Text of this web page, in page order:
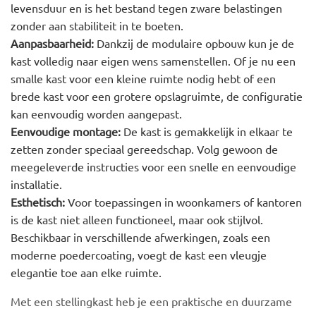
levensduur en is het bestand tegen zware belastingen
zonder aan stabiliteit in te boeten.
Aanpasbaarheid: Dankzij de modulaire opbouw kun je de
kast volledig naar eigen wens samenstellen. Of je nu een
smalle kast voor een kleine ruimte nodig hebt of een
brede kast voor een grotere opslagruimte, de configuratie
kan eenvoudig worden aangepast.
Eenvoudige montage: De kast is gemakkelijk in elkaar te
zetten zonder speciaal gereedschap. Volg gewoon de
meegeleverde instructies voor een snelle en eenvoudige
installatie.
Esthetisch: Voor toepassingen in woonkamers of kantoren
is de kast niet alleen functioneel, maar ook stijlvol.
Beschikbaar in verschillende afwerkingen, zoals een
moderne poedercoating, voegt de kast een vleugje
elegantie toe aan elke ruimte.
Met een stellingkast heb je een praktische en duurzame